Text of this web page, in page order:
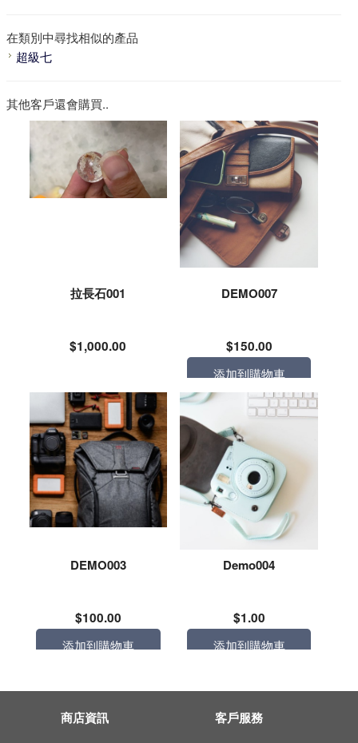
在類別中尋找相似的產品
超級七
其他客戶還會購買..
拉長石001
$1,000.00
DEMO007
$150.00
添加到購物車
DEMO003
$100.00
添加到購物車
Demo004
$1.00
添加到購物車
商店資訊 客戶服務